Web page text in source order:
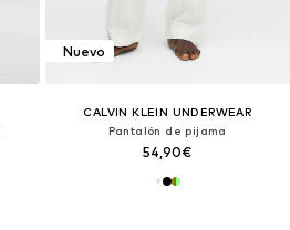
Nuevo
CALVIN KLEIN UNDERWEAR
Pantalón de pijama
54,90€